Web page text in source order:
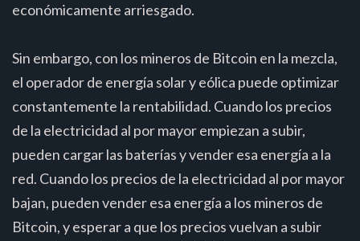
económicamente arriesgado.
Sin embargo, con los mineros de Bitcoin en la mezcla,
el operador de energía solar y eólica puede optimizar
constantemente la rentabilidad. Cuando los precios
de la electricidad al por mayor empiezan a subir,
pueden cargar las baterías y vender esa energía a la
red. Cuando los precios de la electricidad al por mayor
bajan, pueden vender esa energía a los mineros de
Bitcoin, y esperar a que los precios vuelvan a subir